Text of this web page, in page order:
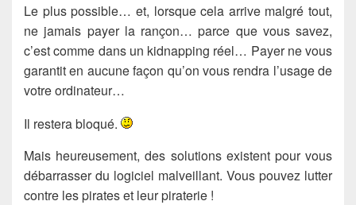
Le plus possible… et, lorsque cela arrive malgré tout,
ne jamais payer la rançon… parce que vous savez,
c’est comme dans un kidnapping réel… Payer ne vous
garantit en aucune façon qu’on vous rendra l’usage de
votre ordinateur…
Il restera bloqué.
Mais heureusement, des solutions existent pour vous
débarrasser du logiciel malveillant. Vous pouvez lutter
contre les pirates et leur piraterie !